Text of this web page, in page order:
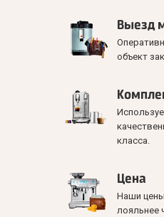
Выезд
объект
класса.
Цена
Наши
лояльнее